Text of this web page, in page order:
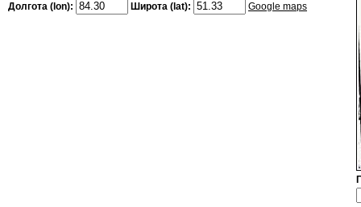
Долгота (lon): Широта (lat): Google maps